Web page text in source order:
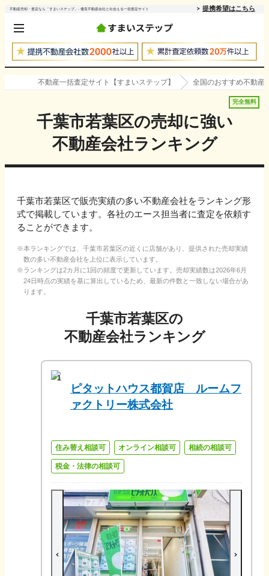
不動産売却・査定なら「すまいステップ」- 優良不動産会社と出会える一括査定サイト 提携希望はこちら
不動産一括査定サイト【すまいステップ】 全国のおすすめ不動産
完全無料
千葉市若葉区の売却に強い
不動産会社ランキング
千葉市若葉区で販売実績の多い不動産会社をランキング形
式で掲載しています。各社のエース担当者に査定を依頼す
ることができます。
本ランキングでは、 千葉市若葉区の近くに店舗があり、提供された売却実績
数の多い不動産会社を上位に表示しています。
ランキングは2カ月に1回の頻度で更新しています。売却実績数は2026年6月
24日時点の実績を基に算出しているため、最新の件数と一致しない場合があ
ります。
千葉市若葉区の
不動産会社ランキング
1
ピタットハウス都賀店 ルームフ
ァクトリー株式会社
住み替え相談可 オンライン相談可 相続の相談可
税金・法律の相談可